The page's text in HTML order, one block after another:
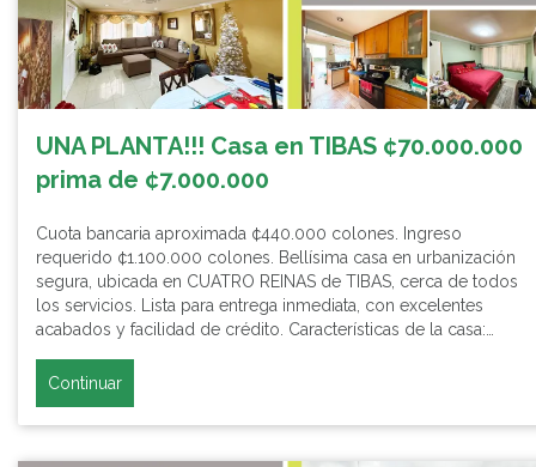
UNA PLANTA!!! Casa en TIBAS ¢70.000.000
prima de ¢7.000.000
Cuota bancaria aproximada ¢440.000 colones. Ingreso
requerido ¢1.100.000 colones. Bellísima casa en urbanización
segura, ubicada en CUATRO REINAS de TIBAS, cerca de todos
los servicios. Lista para entrega inmediata, con excelentes
acabados y facilidad de crédito. Características de la casa:…
Continuar